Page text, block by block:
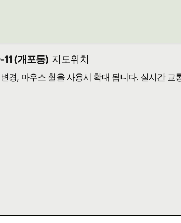
(개포동) 지도위치
경, 마우스 휠을 사용시 확대 됩니다. 실시간